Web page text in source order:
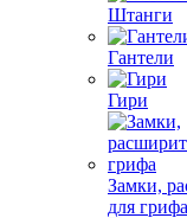
Штанги
Гантели
Гири
Замки,
для грифа